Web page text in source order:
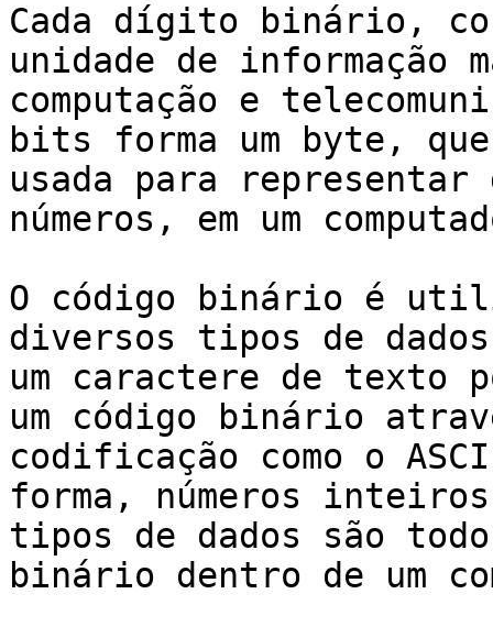
Cada dígito binário,
unidade de informação
computação e
bits forma um byte,
usada para representar
números, em um
O código binário é
diversos tipos de
um caractere de texto
um código binário
codificação como o
forma, números
tipos de dados são
binário dentro de um